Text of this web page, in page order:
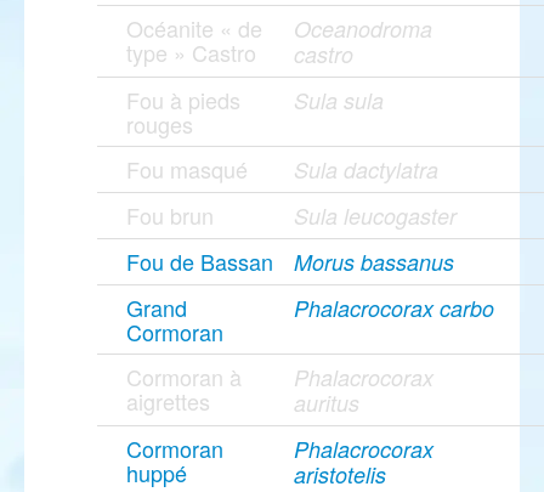
Océanite « de
type » Castro
Oceanodroma
castro
Fou à pieds
rouges
Sula sula
Fou masqué Sula dactylatra
Fou brun Sula leucogaster
Fou de Bassan Morus bassanus
Grand
Cormoran
Phalacrocorax carbo
Cormoran à
aigrettes
Phalacrocorax
auritus
Cormoran
huppé
Phalacrocorax
aristotelis